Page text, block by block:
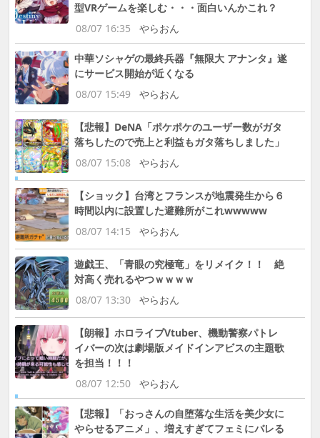
型VRゲームを楽しむ・・・面白いんかこれ？
08/07 16:35
やらおん
中華ソシャゲの最終兵器『無限大 アナンタ』遂
にサービス開始が近くなる
08/07 15:49
やらおん
【悲報】DeNA「ポケポケのユーザー数がガタ
落ちしたので売上と利益もガタ落ちしました」
08/07 15:08
やらおん
【ショック】台湾とフランスが地震発生から６
時間以内に設置した避難所がこれwwwww
08/07 14:15
やらおん
遊戯王、「青眼の究極竜」をリメイク！！ 絶
対高く売れるやつｗｗｗｗ
08/07 13:30
やらおん
【朗報】ホロライブVtuber、機動警察パトレ
イバーの次は劇場版メイドインアビスの主題歌
を担当！！！
08/07 12:50
やらおん
【悲報】「おっさんの自堕落な生活を美少女に
やらせるアニメ」、増えすぎてフェミにバレる